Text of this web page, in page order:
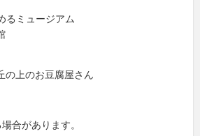
るミュージアム
上のお豆腐屋さん
合があります。